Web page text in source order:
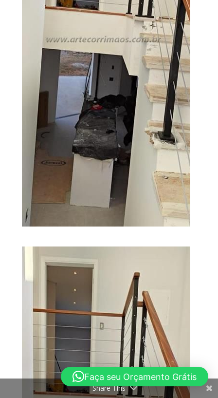
Share This
Faça seu Orçamento Grátis